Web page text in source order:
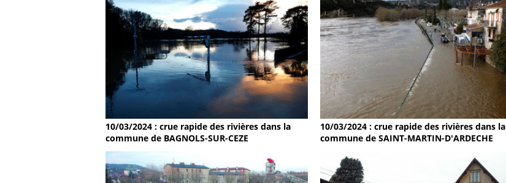
10/03/2024 : crue rapide des rivières dans la
commune de BAGNOLS-SUR-CEZE
10/03/2024 : crue rapide des rivières dans la
commune de SAINT-MARTIN-D'ARDECHE